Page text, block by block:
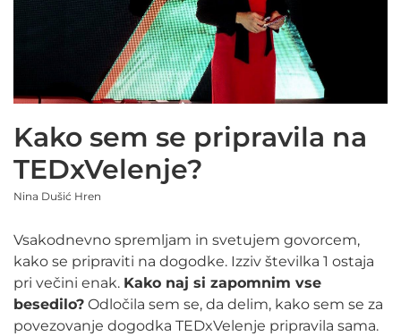
Kako sem se pripravila na
TEDxVelenje?
Nina Dušić Hren
Vsakodnevno spremljam in svetujem govorcem,
kako se pripraviti na dogodke. Izziv številka 1 ostaja
pri večini enak. Kako naj si zapomnim vse
besedilo? Odločila sem se, da delim, kako sem se za
povezovanje dogodka TEDxVelenje pripravila sama.